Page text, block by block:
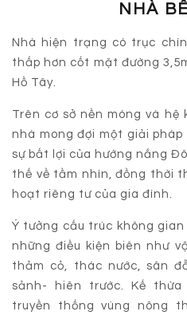
NHÀ
Nhà hiện trạng có trục
thấp hơn cốt mặt đường
Hồ Tây.
Trên cơ sở nền móng và hệ
nhà mong đợi một giải
sự bất lợi của hướng nắng
thế về tầm nhìn, đồng thời
hoạt riêng tư của gia đình.
Ý tưởng cấu trúc không
những điều kiện biên như
thảm cỏ, thác nước, sân
sảnh- hiên trước. Kế
truyền thống vùng nông